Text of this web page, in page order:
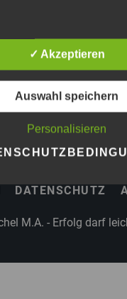
DATENSCHUTZ
M.A. - Erfolg darf
✓ Akzeptieren
Auswahl speichern
Personalisieren